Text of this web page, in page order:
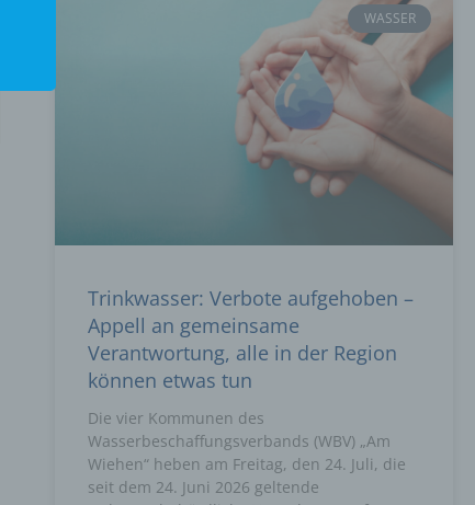
WASSER
Trinkwasser: Verbote aufgehoben –
Appell an gemeinsame
Verantwortung, alle in der Region
können etwas tun
Die vier Kommunen des
Wasserbeschaffungsverbands (WBV) „Am
Wiehen“ heben am Freitag, den 24. Juli, die
seit dem 24. Juni 2026 geltende